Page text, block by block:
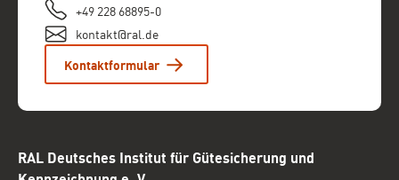
+49 228 68895-0
kontakt@ral.de
Kontaktformular
RAL Deutsches Institut für Gütesicherung und